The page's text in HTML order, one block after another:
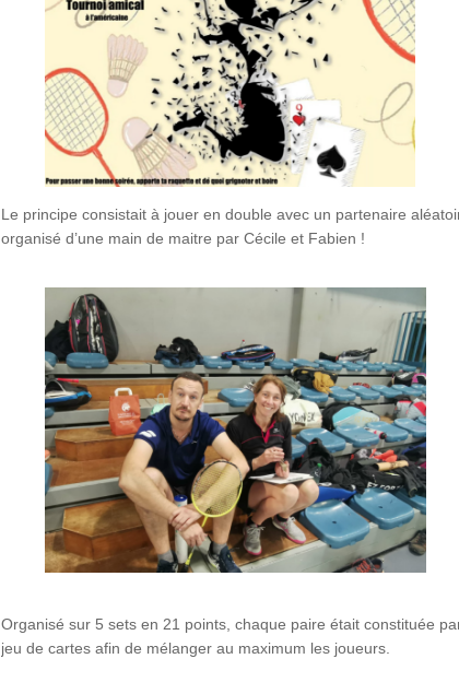
Le principe consistait à jouer en double avec un partenaire
organisé d’une main de maitre par Cécile et Fabien !
Organisé sur 5 sets en 21 points, chaque paire était constituée
jeu de cartes afin de mélanger au maximum les joueurs.